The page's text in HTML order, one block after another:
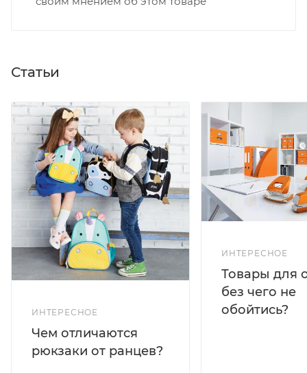
Статьи
ИНТЕРЕСНОЕ
Чем отличаются
рюкзаки от ранцев?
ИНТЕРЕСНОЕ
Товары для
без чего не
обойтись?